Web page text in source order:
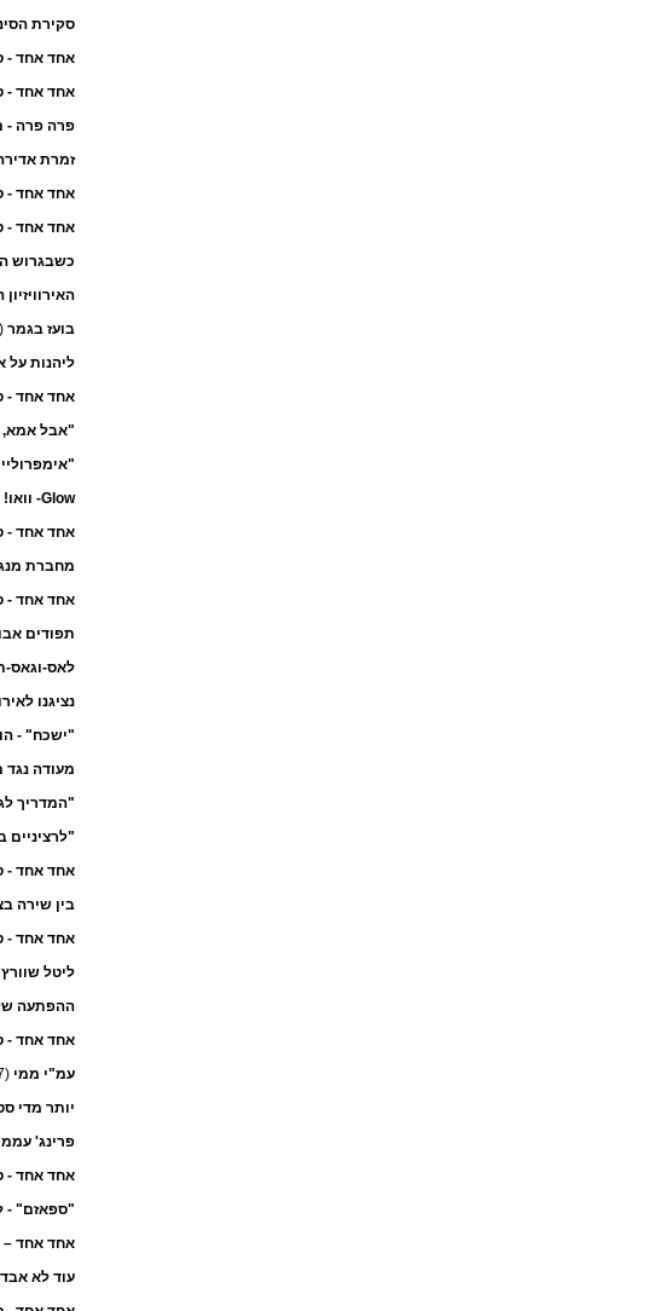
סקירת
אחד אחד -
אחד אחד -
פרה פרה -
זמרת
אחד אחד -
אחד אחד -
כשבגרוש
בועז בגמר (21/05/2008)
ליהנות על
אחד אחד -
"אבל אמא,
Glow- וואו!
אחד אחד -
מחברת
אחד אחד -
תפודים
לאס-וגאס-
נציגנו
"ישכח" -
מעודה נגד
"המדריך
אחד אחד -
בין שירה
אחד אחד -
ליטל
ההפתעה
אחד אחד -
עמ"י ממי (27/12/2007)
יותר מדי
פרינג'
אחד אחד -
"ספאזם" -
אחד אחד –
עוד לא